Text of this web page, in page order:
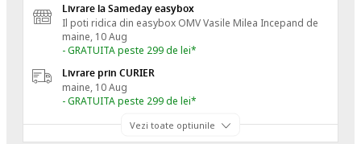
Livrare la Sameday easybox
Il poti ridica din easybox OMV Vasile Milea Incepand de
maine, 10 Aug
- GRATUITA peste 299 de lei*
Livrare prin CURIER
maine, 10 Aug
- GRATUITA peste 299 de lei*
Vezi toate optiunile